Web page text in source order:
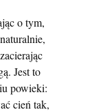
o tym,
Jest to
powieki:
cień tak,